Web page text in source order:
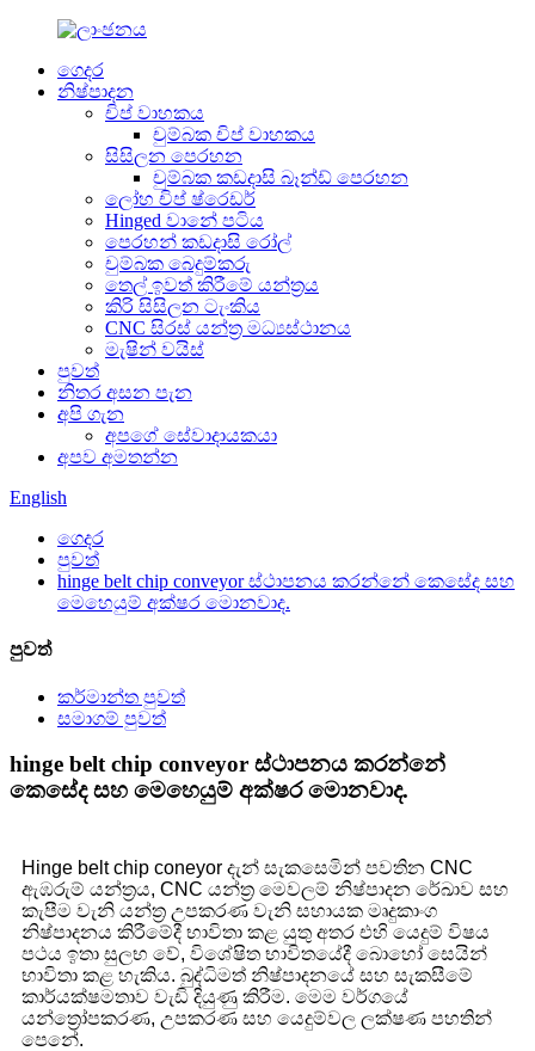
ගෙදර
නිෂ්පාදන
චිප් වාහකය
චුම්බක චිප් වාහකය
සිසිලන පෙරහන
චුම්බක කඩදාසි බෑන්ඩ් පෙරහන
ලෝහ චිප් ෂ්රෙඩර්
Hinged වානේ පටිය
පෙරහන් කඩදාසි රෝල්
චුම්බක බෙදුම්කරු
තෙල් ඉවත් කිරීමේ යන්ත්‍රය
කිරි සිසිලන ටැංකිය
CNC සිරස් යන්ත්‍ර මධ්‍යස්ථානය
මැෂින් වයිස්
පුවත්
නිතර අසන පැන
අපි ගැන
අපගේ සේවාදායකයා
අපව අමතන්න
English
ගෙදර
පුවත්
hinge belt chip conveyor ස්ථාපනය කරන්නේ කෙසේද සහ
මෙහෙයුම් අක්ෂර මොනවාද.
පුවත්
කර්මාන්ත පුවත්
සමාගම් පුවත්
hinge belt chip conveyor ස්ථාපනය කරන්නේ
කෙසේද සහ මෙහෙයුම් අක්ෂර මොනවාද.
Hinge belt chip coneyor දැන් සැකසෙමින් පවතින CNC
ඇඹරුම් යන්ත්‍රය, CNC යන්ත්‍ර මෙවලම් නිෂ්පාදන රේඛාව සහ
කැපීම වැනි යන්ත්‍ර උපකරණ වැනි සහායක මෘදුකාංග
නිෂ්පාදනය කිරීමේදී භාවිතා කළ යුතු අතර එහි යෙදුම් විෂය
පථය ඉතා සුලභ වේ, විශේෂිත භාවිතයේදී බොහෝ සෙයින්
භාවිතා කළ හැකිය. බුද්ධිමත් නිෂ්පාදනයේ සහ සැකසීමේ
කාර්යක්ෂමතාව වැඩි දියුණු කිරීම. මෙම වර්ගයේ
යන්ත්‍රෝපකරණ, උපකරණ සහ යෙදුම්වල ලක්ෂණ පහතින්
පෙනේ.